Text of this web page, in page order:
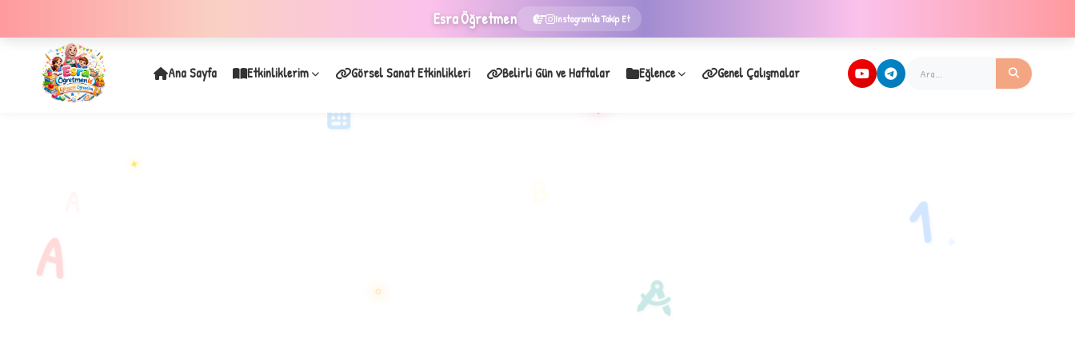
EsraÖğretmen Instagram'da Takip Et
✦
✧
Ana Sayfa Etkinliklerim Görsel Sanat Etkinlikleri Belirli Gün ve Haftalar Eğlence Genel Çalışmalar
A 1